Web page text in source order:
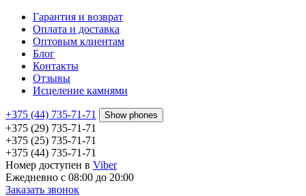
Гарантия и возврат
Оплата и доставка
Оптовым клиентам
Блог
Контакты
Отзывы
Исцеление камнями
+375 (44) 735-71-71 Show phones
+375 (29) 735-71-71
+375 (25) 735-71-71
+375 (44) 735-71-71
Номер доступен в Viber
Ежедневно с 08:00 до 20:00
Заказать звонок